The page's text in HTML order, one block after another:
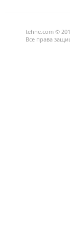
tehne.com ©
Все права